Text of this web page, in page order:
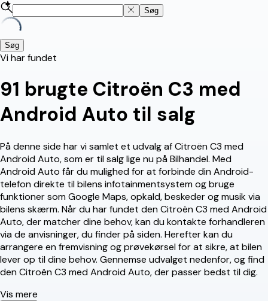
Søg
Søg
Vi har fundet
91 brugte Citroën C3 med
Android Auto til salg
På denne side har vi samlet et udvalg af Citroën C3 med
Android Auto, som er til salg lige nu på Bilhandel. Med
Android Auto får du mulighed for at forbinde din Android-
telefon direkte til bilens infotainmentsystem og bruge
funktioner som Google Maps, opkald, beskeder og musik via
bilens skærm. Når du har fundet den Citroën C3 med Android
Auto, der matcher dine behov, kan du kontakte forhandleren
via de anvisninger, du finder på siden. Herefter kan du
arrangere en fremvisning og prøvekørsel for at sikre, at bilen
lever op til dine behov. Gennemse udvalget nedenfor, og find
den Citroën C3 med Android Auto, der passer bedst til dig.
Vis mere